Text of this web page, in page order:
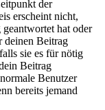
der
erscheint nicht,
hat oder
deinen Beitrag
sie es für nötig
Beitrag
Benutzer
bereits jemand